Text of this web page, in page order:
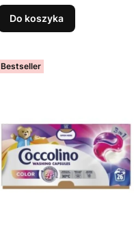
Do koszyka
Bestseller